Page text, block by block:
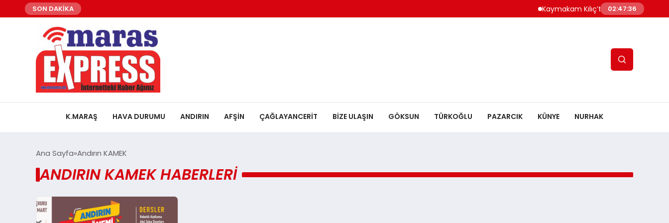
SON DAKİKA Kaymakam Kılıç’tan Kaymakam
02:47:36
K.MARAŞ HAVA DURUMU ANDIRIN AFŞİN ÇAĞLAYANCERİT BİZE ULAŞIN GÖKSUN TÜRKOĞLU PAZARCIK KÜNYE NURHAK
Ana Sayfa Andırın KAMEK
ANDIRIN KAMEK HABERLERI